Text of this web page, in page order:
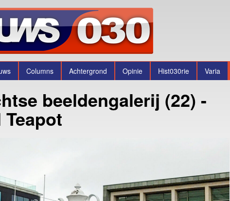
Columns Achtergrond Opinie Hist030rie Varia
beeldengalerij (22) -